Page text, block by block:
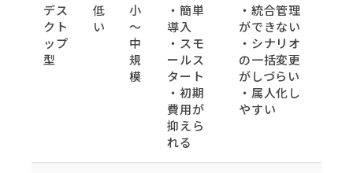
デス
クト
ップ
型
低
い
小
～
中
規
模
・簡単
導入
・スモ
ールス
タート
・初期
費用が
抑えら
れる
・統合管理
ができない
・シナリオ
の一括変更
がしづらい
・属人化し
やすい